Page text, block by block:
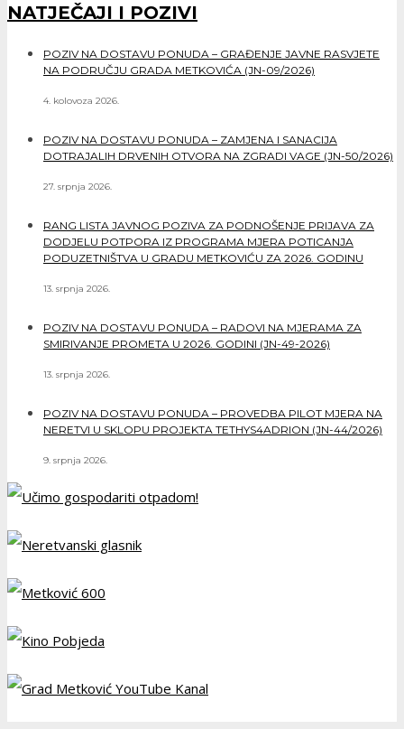
NATJEČAJI I POZIVI
POZIV NA DOSTAVU PONUDA – GRAĐENJE JAVNE RASVJETE
NA PODRUČJU GRADA METKOVIĆA (JN-09/2026)
4. kolovoza 2026.
POZIV NA DOSTAVU PONUDA – ZAMJENA I SANACIJA
DOTRAJALIH DRVENIH OTVORA NA ZGRADI VAGE (JN-50/2026)
27. srpnja 2026.
RANG LISTA JAVNOG POZIVA ZA PODNOŠENJE PRIJAVA ZA
DODJELU POTPORA IZ PROGRAMA MJERA POTICANJA
PODUZETNIŠTVA U GRADU METKOVIĆU ZA 2026. GODINU
13. srpnja 2026.
POZIV NA DOSTAVU PONUDA – RADOVI NA MJERAMA ZA
SMIRIVANJE PROMETA U 2026. GODINI (JN-49-2026)
13. srpnja 2026.
POZIV NA DOSTAVU PONUDA – PROVEDBA PILOT MJERA NA
NERETVI U SKLOPU PROJEKTA TETHYS4ADRION (JN-44/2026)
9. srpnja 2026.